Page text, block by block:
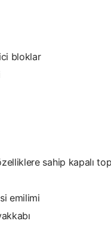
bloklar
sahip kapalı
emilimi